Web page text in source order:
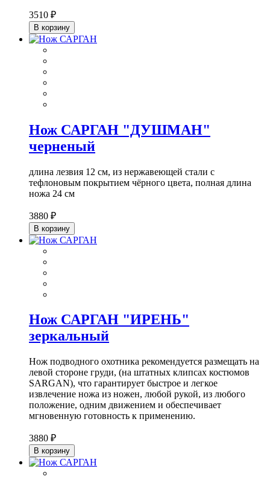
3510 ₽
В корзину
Нож САРГАН "ДУШМАН"
черненый
длина лезвия 12 см, из нержавеющей стали с
тефлоновым покрытием чёрного цвета, полная длина
ножа 24 см
3880 ₽
В корзину
Нож САРГАН "ИРЕНЬ"
зеркальный
Нож подводного охотника рекомендуется размещать на
левой стороне груди, (на штатных клипсах костюмов
SARGAN), что гарантирует быстрое и легкое
извлечение ножа из ножен, любой рукой, из любого
положение, одним движением и обеспечивает
мгновенную готовность к применению.
3880 ₽
В корзину